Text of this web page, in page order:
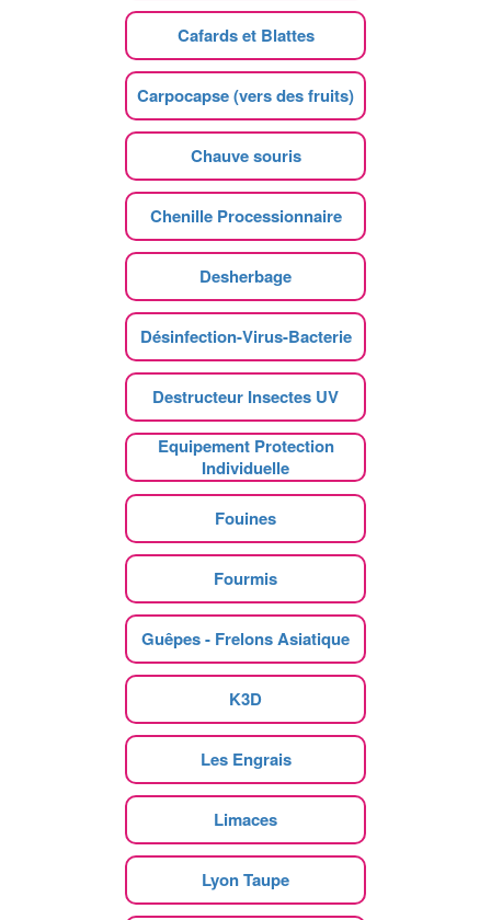
Cafards et Blattes
Carpocapse (vers des fruits)
Chauve souris
Chenille Processionnaire
Desherbage
Désinfection-Virus-Bacterie
Destructeur Insectes UV
Equipement Protection
Individuelle
Fouines
Fourmis
Guêpes - Frelons Asiatique
K3D
Les Engrais
Limaces
Lyon Taupe